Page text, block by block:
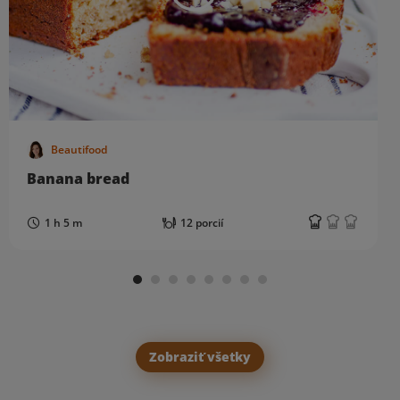
Beautifood
Banana bread
1 h 5 m 12 porcií
Zobraziť všetky